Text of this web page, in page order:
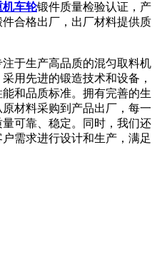
机车轮锻件质量检验认证，产
合格出厂，出厂材料提供质
注于生产高品质的混匀取料机
用先进的锻造技术和设备，
和品质标准。拥有完善的生
材料采购到产品出厂，每一
可靠、稳定。同时，我们还
需求进行设计和生产，满足